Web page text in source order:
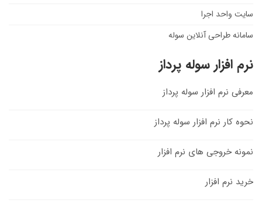
سایت واحد اجرا
سامانه طراحی آنلاین سوله
نرم افزار سوله پرداز
معرفی نرم افزار سوله پرداز
نحوه کار نرم افزار سوله پرداز
نمونه خروجی های نرم افزار
خرید نرم افزار